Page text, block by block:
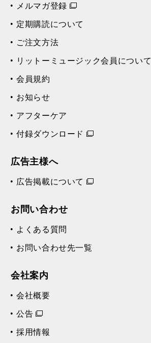
メルマガ登録
定期購読について
ご注文方法
リットーミュージック会員について
会員規約
お知らせ
アフターケア
付録ダウンロード
広告主様へ
広告掲載について
お問い合わせ
よくある質問
お問い合わせ先一覧
会社案内
会社概要
公告
採用情報